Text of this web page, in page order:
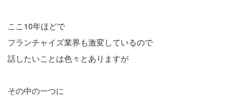
ここ10年ほどで
フランチャイズ業界も激変しているので
話したいことは色々とありますが
その中の一つに